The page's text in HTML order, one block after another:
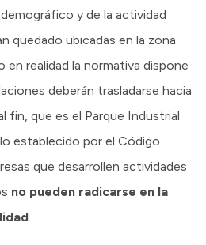
y de la actividad
quedado ubicadas en la zona
en realidad la normativa dispone
deberán trasladarse hacia
fin, que es el Parque Industrial
establecido por el Código
que desarrollen actividades
no pueden radicarse en la
.